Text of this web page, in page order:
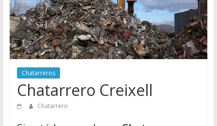
Chatarra
Directorio
de
Chatarreros
para
vender
Chatarra
Chatarreros
Chatarrero Creixell
Chatarrero